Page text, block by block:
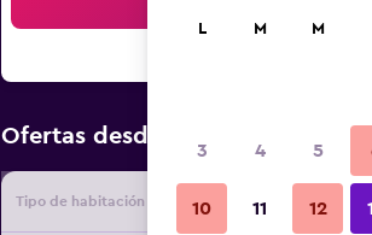
Ofertas desde Oferta más
Tipo de habitación Proveedor
L M M
3 4 5
10 11 12